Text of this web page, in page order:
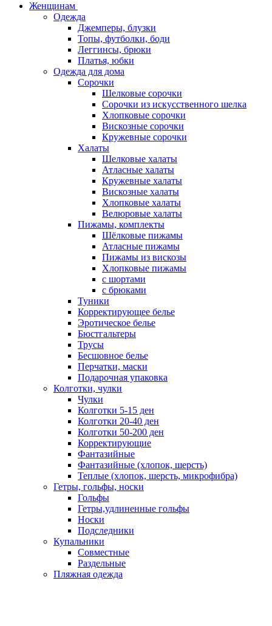
Женщинам
Одежда
Джемперы, блузки
Топы, футболки, боди
Леггинсы, брюки
Платья, юбки
Одежда для дома
Сорочки
Шелковые сорочки
Сорочки из искусственного шелка
Хлопковые сорочки
Вискозные сорочки
Кружевные сорочки
Халаты
Шелковые халаты
Атласные халаты
Кружевные халаты
Вискозные халаты
Хлопковые халаты
Велюровые халаты
Пижамы, комплекты
Шёлковые пижамы
Атласные пижамы
Пижамы из вискозы
Хлопковые пижамы
с шортами
с брюками
Туники
Корректирующее белье
Эротическое белье
Бюстгальтеры
Трусы
Бесшовное белье
Перчатки, маски
Подарочная упаковка
Колготки, чулки
Чулки
Колготки 5-15 ден
Колготки 20-40 ден
Колготки 50-200 ден
Корректирующие
Фантазийные
Фантазийные (хлопок, шерсть)
Теплые (хлопок, шерсть, микрофибра)
Гетры, гольфы, носки
Гольфы
Гетры,удлиненные гольфы
Носки
Подследники
Купальники
Совместные
Раздельные
Пляжная одежда